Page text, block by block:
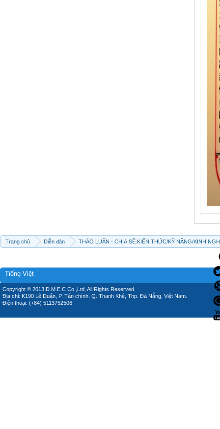
Trang chủ Diễn đàn THẢO LUẬN - CHIA SẼ KIẾN THỨC/KỸ NĂNG/KINH
Tiếng Việt
Copyright © 2013 D.M.E.C Co.,Ltd, All Rights Reserved.
Địa chỉ: K190 Lê Duẩn, P. Tân chính, Q. Thanh Khê, Thp. Đà Nẵng, Việt Nam.
Điện thoại: (+84) 5113752506